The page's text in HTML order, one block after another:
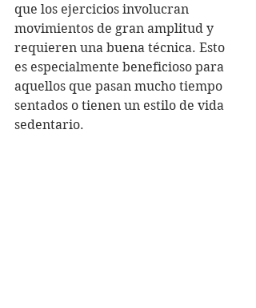
que los ejercicios involucran
movimientos de gran amplitud y
requieren una buena técnica. Esto
es especialmente beneficioso para
aquellos que pasan mucho tiempo
sentados o tienen un estilo de vida
sedentario.